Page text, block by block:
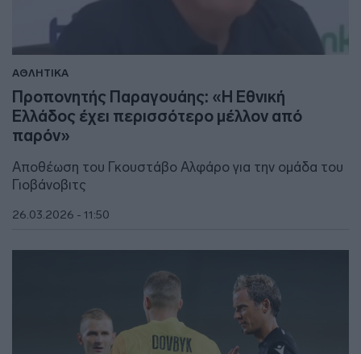
ΑΘΛΗΤΙΚΑ
Προπονητής Παραγουάης: «Η Εθνική
Ελλάδος έχει περισσότερο μέλλον από
παρόν»
Αποθέωση του Γκουστάβο Αλφάρο για την ομάδα του
Γιοβάνοβιτς
26.03.2026 - 11:50